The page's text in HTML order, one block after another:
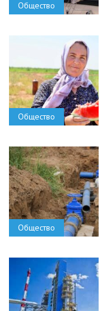
Общество
Общество
Общество